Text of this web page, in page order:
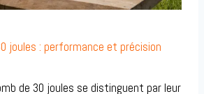
joules : performance et précision
de 30 joules se distinguent par leur